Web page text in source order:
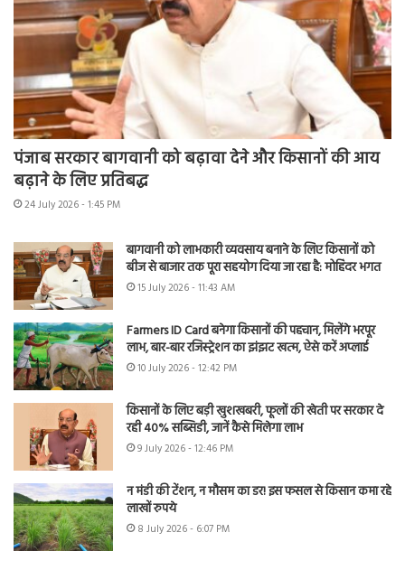
पंजाब सरकार बागवानी को बढ़ावा देने और किसानों की आय
बढ़ाने के लिए प्रतिबद्ध
24 July 2026 - 1:45 PM
बागवानी को लाभकारी व्यवसाय बनाने के लिए किसानों को
बीज से बाजार तक पूरा सहयोग दिया जा रहा है: मोहिंदर भगत
15 July 2026 - 11:43 AM
Farmers ID Card बनेगा किसानों की पहचान, मिलेंगे भरपूर
लाभ, बार-बार रजिस्ट्रेशन का झंझट खत्म, ऐसे करें अप्लाई
10 July 2026 - 12:42 PM
किसानों के लिए बड़ी खुशखबरी, फूलों की खेती पर सरकार दे
रही 40% सब्सिडी, जानें कैसे मिलेगा लाभ
9 July 2026 - 12:46 PM
न मंडी की टेंशन, न मौसम का डर! इस फसल से किसान कमा रहे
लाखों रुपये
8 July 2026 - 6:07 PM